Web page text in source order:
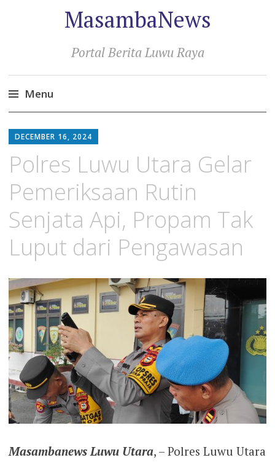
MasambaNews
Portal Berita Luwu Raya
Menu
to
content
DECEMBER 16, 2024
Polres Luwu Utara Gelar
Pemeriksaan Rutin
Senjata Api, Propam Tak
Luput dari Pengawasan
Masambanews Luwu Utara, – Polres Luwu Utara